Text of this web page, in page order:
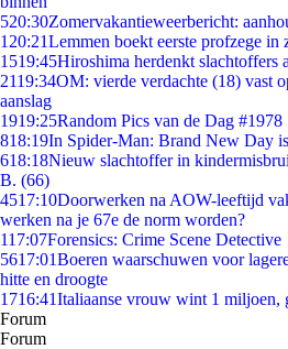
520:30Zomervakantieweerbericht:
1 20:21Lemmen boekt eerste profzege
1519:45Hiroshima herdenkt slachtoffers
2119:34OM: vierde verdachte (18) vast
aanslag
1919:25Random Pics van de Dag #1978
818:19In Spider-Man: Brand New Day
618:18Nieuw slachtoffer in
B. (66)
4517:10Doorwerken na AOW-leeftijd
werken na je 67e de norm worden?
117:07Forensics: Crime Scene Detective
5617:01Boeren waarschuwen voor
hitte en droogte
1716:41Italiaanse vrouw wint 1 miljoen,
Forum
Forum